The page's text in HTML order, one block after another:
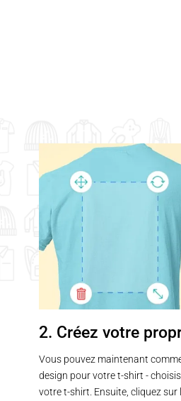
2. Créez votre
Vous pouvez maintenant
design pour votre t-shirt -
votre t-shirt. Ensuite, cliquez